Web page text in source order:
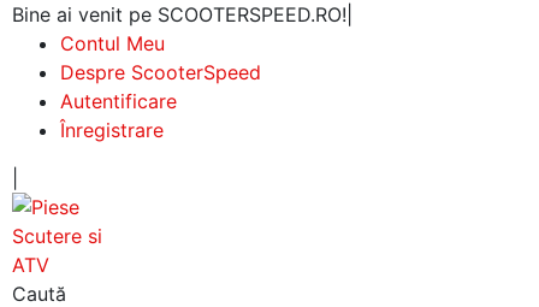
Bine ai venit pe SCOOTERSPEED.RO!
Contul Meu
Despre ScooterSpeed
Autentificare
Înregistrare
Caută